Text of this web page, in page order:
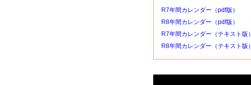
R7年間カレンダー（pdf版）
R8年間カレンダー（pdf版）
R7年間カレンダー（テキスト版）
R8年間カレンダー（テキスト版）